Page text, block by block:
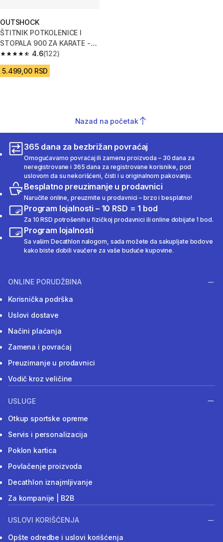
OUTSHOCK
ŠTITNIK POTKOLENICE I
STOPALA 900 ZA KARATE -
PLAVI
4.6
4.6 od 5 zvezdica from 122 Recenzije
(122)
5.499,00 RSD
Nazad na početak
365 dana za bezbrižan povraćaj
Omogućavamo povraćaj ili zamenu proizvoda – 30 dana za
neregistrovane i 365 dana za registrovane korisnike, pod
uslovom da su nekorišćeni, čisti i u originalnom pakovanju.
Besplatno preuzimanje u prodavnici
Naručite online, preuzmite u prodavnici – brzo i besplatno!
Program lojalnosti – 10 RSD = 1 bod
Za 10 RSD potrošenih u fizičkoj prodavnici ili online dobijate 1 bod.
Program lojalnosti
Sa vašim Decathlon nalogom, sada možete da sakupljate bodove
kako biste dobili vaučere za vaše buduće kupovine.
ONLINE PORUDŽBINA
Korisnička podrška
Uslovi dostave
Načini plaćanja
Zamena i povraćaj
Preuzimanje u prodavnici
Vodič kroz veličine
USLUGE
Otkup sportske opreme
Servis i personalizacija
Poklon kartica
Povlačenje proizvoda
Decathlon iznajmljivanje
Za kompanije | B2B
USLOVI KORIŠĆENJA
Opšte odredbe i uslovi korišćenja